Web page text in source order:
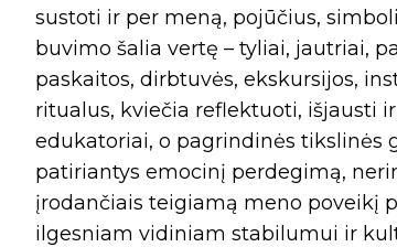
sustoti ir per meną, pojūčius,
buvimo šalia vertę – tyliai, jautriai,
paskaitos, dirbtuvės, ekskursijos,
ritualus, kviečia reflektuoti, išjausti
edukatoriai, o pagrindinės tikslinės
patiriantys emocinį perdegimą,
įrodančiais teigiamą meno poveikį
ilgesniam vidiniam stabilumui ir